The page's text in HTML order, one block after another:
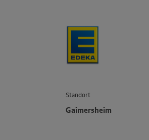
Standort
Gaimersheim